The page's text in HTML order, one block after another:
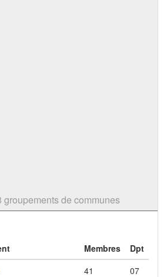
groupements de communes
Membres
Dpt
41
07